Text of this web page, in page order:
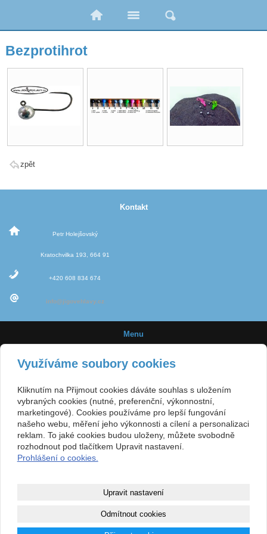
Bezprotihrot
zpět
Kontakt
Petr Holejšovský
Kratochvilka 193, 664 91
+420 608 834 674
info@jigovehlavy.cz
Menu
Úvod
Jigové hlavičky
Velikost háčků
Využíváme soubory cookies
Kliknutím na Přijmout cookies dáváte souhlas s uložením
vybraných cookies (nutné, preferenční, výkonnostní,
marketingové). Cookies používáme pro lepší fungování
našeho webu, měření jeho výkonnosti a cílení a personalizaci
reklam. To jaké cookies budou uloženy, můžete svobodně
rozhodnout pod tlačítkem Upravit nastavení.
Prohlášení o cookies.
Upravit nastavení
Odmítnout cookies